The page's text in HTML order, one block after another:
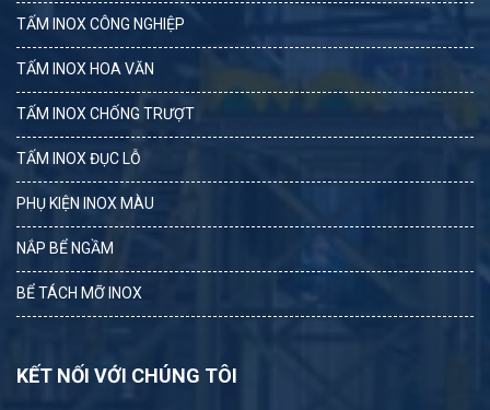
TẤM INOX CÔNG NGHIỆP
TẤM INOX HOA VĂN
TẤM INOX CHỐNG TRƯỢT
TẤM INOX ĐỤC LỖ
PHỤ KIỆN INOX MÀU
NẮP BỂ NGẦM
BỂ TÁCH MỠ INOX
KẾT NỐI VỚI CHÚNG TÔI